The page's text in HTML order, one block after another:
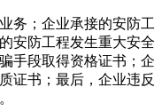
务；企业承接的安防工
安防工程发生重大安全
手段取得资格证书；企
证书；最后，企业违反